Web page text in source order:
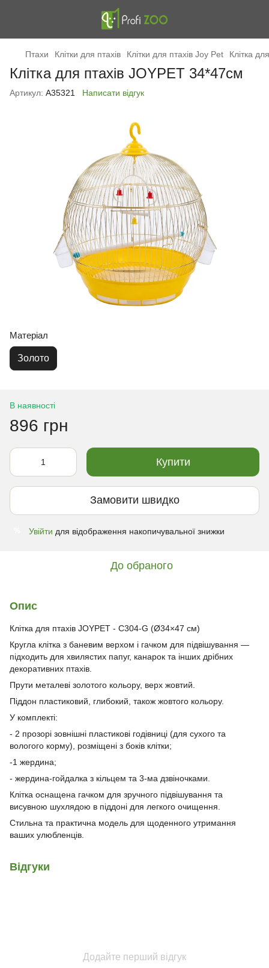
Птахи Клітки для птахів Клітки для птахів Joy Pet Клітка
Клітка для птахів JOYPET 34*47см
Артикул: А35321 Написати відгук
Матеріал
Золото
В наявності
896 грн
Купити
Замовити швидко
Увійти для відображення накопичувальної знижки
До обраного
Опис
Клітка для птахів JOYPET - C304-G (Ø34×47 см)
Кругла клітка з баневим верхом і гачком для підвішування —
підходить для хвилястих папуг, канарок та інших дрібних
декоративних птахів.
Прути металеві золотого кольору, верх жовтий.
Піддон пластиковий, глибокий, також жовтого кольору.
У комплекті:
- 2 прозорі зовнішні пластикові годівниці (для сухого та
вологого корму), розміщені з боків клітки;
-1 жердина;
- жердина-гойдалка з кільцем та 3-ма дзвіночками.
Клітка оснащена гачком для зручного підвішування та
висувною шухлядою в піддоні для легкого очищення.
Стильна та практична модель для щоденного утримання
ваших улюбленців.
Відгуки
Додайте перший відгук